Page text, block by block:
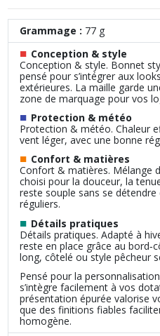
Grammage : 77 g
■ Conception & style
Conception & style. Bonnet
pensé pour s’intégrer aux
extérieures. La maille garde
zone de marquage pour vos
■ Protection & météo
Protection & météo. Chaleur
vent léger, avec une bonne
■ Confort & matières
Confort & matières. Mélange
choisi pour la douceur, la
reste souple sans se
réguliers.
■ Détails pratiques
Détails pratiques. Adapté à
reste en place grâce au
long, côtelé ou style pêcheur
Pensé pour la
s’intègre facilement à vos
présentation épurée valorise
que des finitions fiables
homogène.